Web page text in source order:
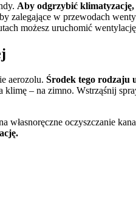
Aby odgrzybić
zalegające w przewodach
możesz uruchomić
aerozolu. Środek tego rodzaju
klimę – na zimno. Wstrząśnij
własnoręczne oczyszczanie